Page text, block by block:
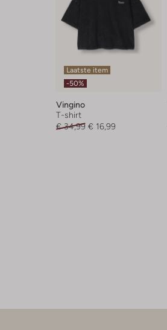
Laatste item
-50%
Vingino
T-shirt
€ 34,99 € 16,99